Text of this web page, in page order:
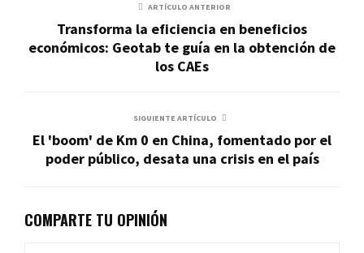
ARTÍCULO ANTERIOR
Transforma la eficiencia en beneficios
económicos: Geotab te guía en la obtención de
los CAEs
SIGUIENTE ARTÍCULO
El 'boom' de Km 0 en China, fomentado por el
poder público, desata una crisis en el país
COMPARTE TU OPINIÓN